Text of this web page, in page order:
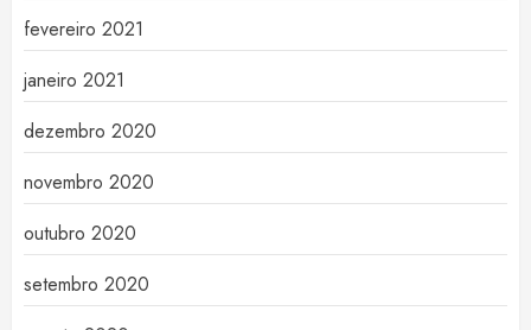
fevereiro 2021
janeiro 2021
dezembro 2020
novembro 2020
outubro 2020
setembro 2020